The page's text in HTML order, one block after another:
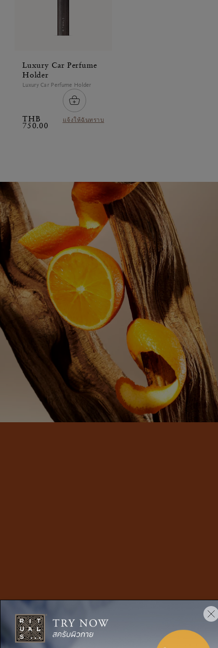
Luxury Car Perfume
Holder
Luxury Car Perfume Holder
THB
750.00
แจ้งให้ฉันทราบ